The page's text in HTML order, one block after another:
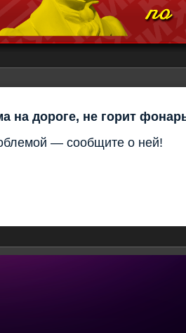
на дороге, не горит
— сообщите о ней!